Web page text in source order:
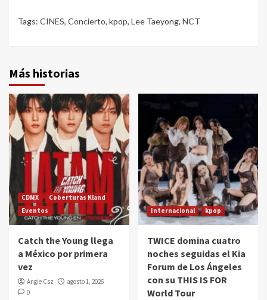
Tags: CINES, Concierto, kpop, Lee Taeyong, NCT
Más historias
CDMX
Coberturas Kland
Eventos
Catch the Young llega
a México por primera
vez
Angie Csz
agosto 1, 2026
0
Internacional kpop
TWICE domina cuatro
noches seguidas el Kia
Forum de Los Ángeles
con su THIS IS FOR
World Tour